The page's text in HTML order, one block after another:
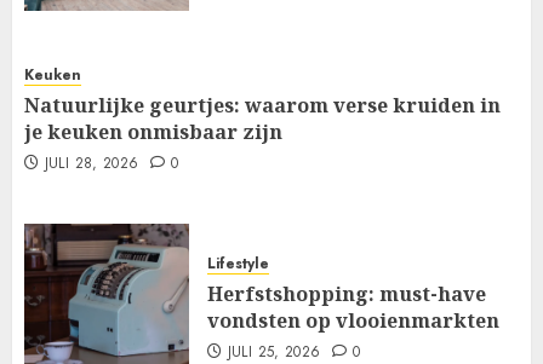
Keuken
Natuurlijke geurtjes: waarom verse kruiden in
je keuken onmisbaar zijn
JULI 28, 2026 0
Lifestyle
Herfstshopping: must-have
vondsten op vlooienmarkten
JULI 25, 2026 0